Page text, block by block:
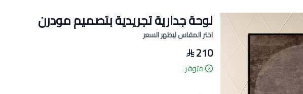
لوحة جدارية تجريدية بتصميم مودرن
اختر المقاس ليظهر السعر
210
متوفر